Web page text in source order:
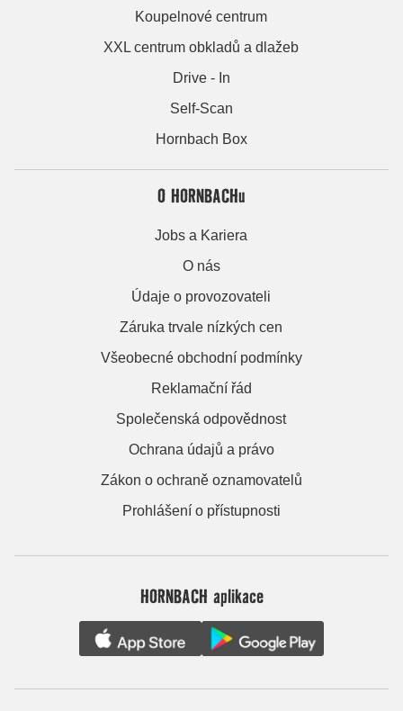
Koupelnové centrum
XXL centrum obkladů a dlažeb
Drive - In
Self-Scan
Hornbach Box
O HORNBACHu
Jobs a Kariera
O nás
Údaje o provozovateli
Záruka trvale nízkých cen
Všeobecné obchodní podmínky
Reklamační řád
Společenská odpovědnost
Ochrana údajů a právo
Zákon o ochraně oznamovatelů
Prohlášení o přístupnosti
HORNBACH aplikace